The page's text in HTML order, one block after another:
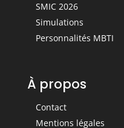
SMIC 2026
Simulations
Personnalités MBTI
À propos
Contact
Mentions légales